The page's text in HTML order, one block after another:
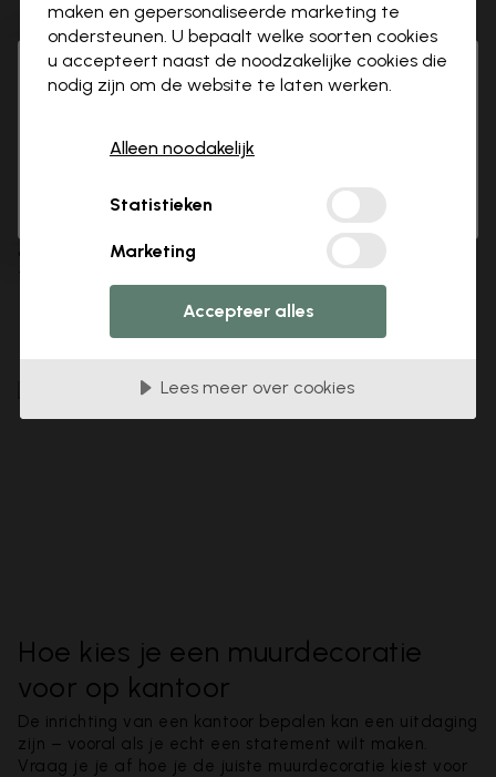
Hi there!
Please go to our local store for ordering.
OK
Hoe kies je een fotobehang voor
Of je nu gaat voor een ontspannen sfeer, een energieke
omgeving of een combinatie van functionaliteit en stijl –
deze gids helpt je bij het vinden van het ideale
fotobehang voor jouw werkruimte thuis.
Lees meer
Hoe kies je een muurdecoratie
voor op kantoor
De inrichting van een kantoor bepalen kan een uitdaging
zijn – vooral als je echt een statement wilt maken.
Vraag je je af hoe je de juiste muurdecoratie kiest voor
maken en gepersonaliseerde marketing te
ondersteunen. U bepaalt welke soorten cookies
u accepteert naast de noodzakelijke cookies die
nodig zijn om de website te laten werken.
Alleen noodakelijk
Statistieken
Marketing
Accepteer alles
Lees meer over cookies